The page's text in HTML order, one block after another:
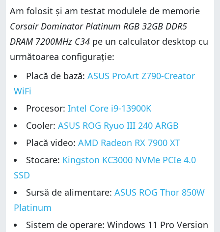
Am folosit și am testat modulele de memorie
Corsair Dominator Platinum RGB 32GB DDR5
DRAM 7200MHz C34 pe un calculator desktop cu
următoarea configurație:
Placă de bază: ASUS ProArt Z790-Creator
WiFi
Procesor: Intel Core i9-13900K
Cooler: ASUS ROG Ryuo III 240 ARGB
Placă video: AMD Radeon RX 7900 XT
Stocare: Kingston KC3000 NVMe PCIe 4.0
SSD
Sursă de alimentare: ASUS ROG Thor 850W
Platinum
Sistem de operare: Windows 11 Pro Version